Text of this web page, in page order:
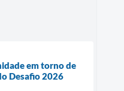
em torno de
Desafio 2026